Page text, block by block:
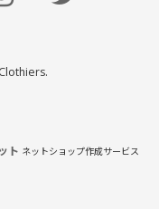
ト ネットショップ作成サービス